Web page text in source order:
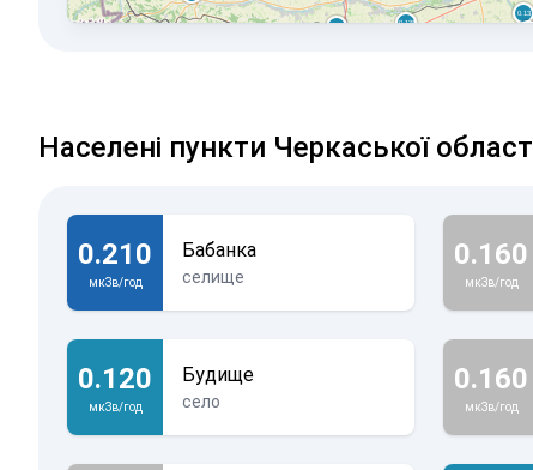
Населені пункти Черкаської
0.210
мкЗв/год
Бабанка
селище
0.160
мкЗв/год
0.120
мкЗв/год
Будище
село
0.160
мкЗв/год